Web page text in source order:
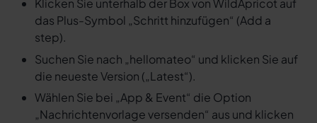
Klicken Sie unterhalb der Box von WildApricot auf
das Plus-Symbol „Schritt hinzufügen“ (Add a
step).
Suchen Sie nach „hellomateo“ und klicken Sie auf
die neueste Version („Latest“).
Wählen Sie bei „App & Event“ die Option
„Nachrichtenvorlage versenden“ aus und klicken